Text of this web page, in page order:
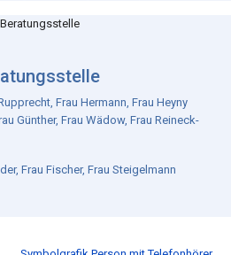
Frau Hermann, Frau Heyny
Günther, Frau Wädow, Frau Reineck-
Frau Fischer, Frau Steigelmann